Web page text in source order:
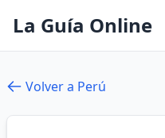
La Guía Online
Volver a Perú